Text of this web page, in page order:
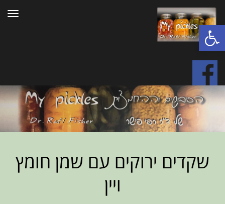
פתח סרגל נגישות
שקדים ירוקים עם שמן חומץ
ויין